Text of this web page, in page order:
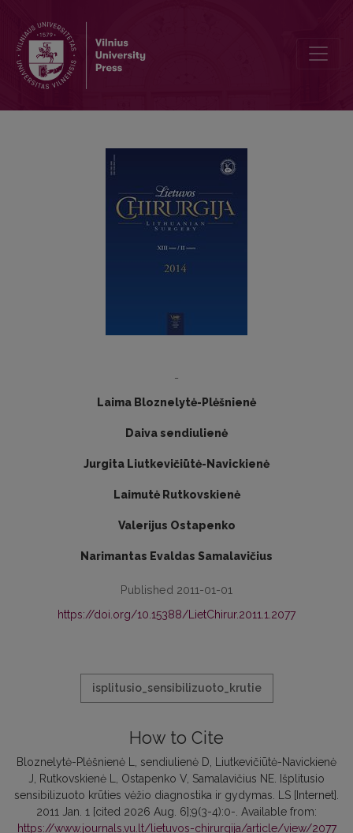
-
Laima Bloznelytė-Plėšnienė
Daiva sendiulienė
Jurgita Liutkevičiūtė-Navickienė
Laimutė Rutkovskienė
Valerijus Ostapenko
Narimantas Evaldas Samalavičius
Published 2011-01-01
https://doi.org/10.15388/LietChirur.2011.1.2077
isplitusio_sensibilizuoto_krutie
How to Cite
Bloznelytė-Plėšnienė L, sendiulienė D, Liutkevičiūtė-Navickienė
J, Rutkovskienė L, Ostapenko V, Samalavičius NE. Išplitusio
sensibilizuoto krūties vėžio diagnostika ir gydymas. LS [Internet].
2011 Jan. 1 [cited 2026 Aug. 6];9(3-4):0-. Available from:
https://www.journals.vu.lt/lietuvos-chirurgija/article/view/2077